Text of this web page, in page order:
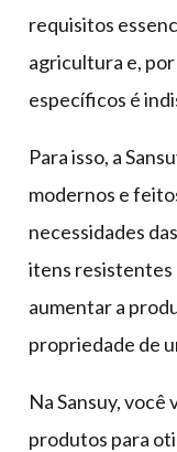
requisitos
agricultura e,
específicos é
Para isso, a
modernos e
necessidades
itens resistentes
aumentar a
propriedade de
Na Sansuy,
produtos para